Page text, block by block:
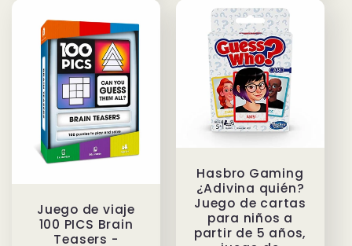
Juego de viaje
100 PICS Brain
Teasers -
Hasbro Gaming
¿Adivina quién?
Juego de cartas
para niños a
partir de 5 años,